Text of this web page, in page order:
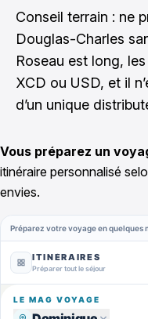
Conseil terrain : ne
Douglas-Charles
Roseau est long,
XCD ou USD, et il
d’un unique
Vous préparez un
itinéraire personnalisé
envies.